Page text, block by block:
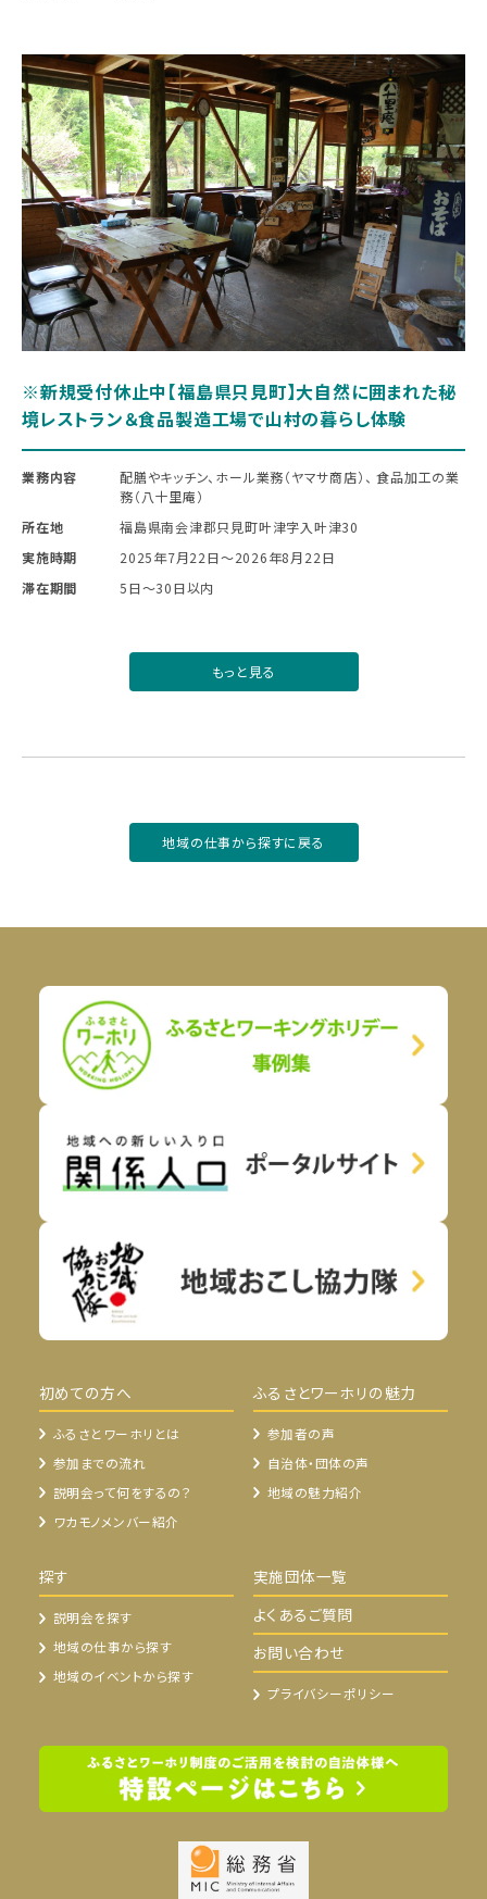
※新規受付休止中【福島県只見町】大自然に囲まれた秘
境レストラン＆食品製造工場で山村の暮らし体験
業務内容
配膳やキッチン、ホール業務（ヤマサ商店）、 食品加工の業
務（八十里庵）
所在地
福島県南会津郡只見町叶津字入叶津30
実施時期
2025年7月22日〜2026年8月22日
滞在期間
5日～30日以内
もっと見る
地域の仕事から探すに戻る
初めての方へ
ふるさとワーホリとは
参加までの流れ
説明会って何をするの？
ワカモノメンバー紹介
ふるさとワーホリの魅力
参加者の声
自治体・団体の声
地域の魅力紹介
探す
説明会を探す
地域の仕事から探す
地域のイベントから探す
実施団体一覧
よくあるご質問
お問い合わせ
プライバシーポリシー